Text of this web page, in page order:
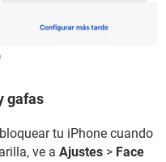
gafas
tu iPhone cuando
ve a Ajustes > Face